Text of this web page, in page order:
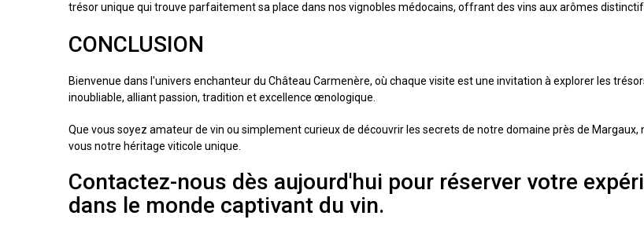
trésor unique qui trouve parfaitement sa place dans nos vignobles médocains, offrant des vins aux arômes
CONCLUSION
Bienvenue dans l'univers enchanteur du Château Carmenère, où chaque visite est une invitation à explorer les
inoubliable, alliant passion, tradition et excellence œnologique.
Que vous soyez amateur de vin ou simplement curieux de découvrir les secrets de notre domaine près de
vous notre héritage viticole unique.
Contactez-nous dès aujourd'hui pour réserver votre
dans le monde captivant du vin.